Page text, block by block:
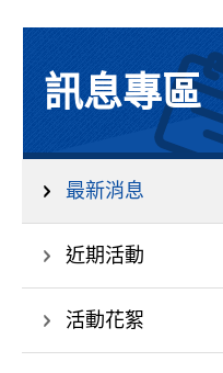
訊息專區
最新消息
近期活動
活動花絮